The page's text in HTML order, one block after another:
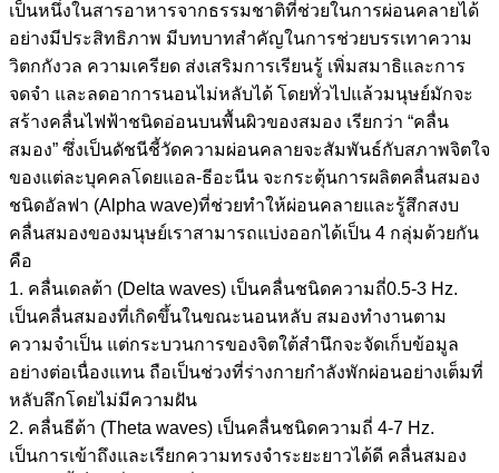
เป็นหนึ่งในสารอาหารจากธรรมชาติที่ช่วยในการผ่อนคลายได้
อย่างมีประสิทธิภาพ มีบทบาทสำคัญในการช่วยบรรเทาความ
วิตกกังวล ความเครียด ส่งเสริมการเรียนรู้ เพิ่มสมาธิและการ
จดจำ และลดอาการนอนไม่หลับได้ โดยทั่วไปแล้วมนุษย์มักจะ
สร้างคลื่นไฟฟ้าชนิดอ่อนบนพื้นผิวของสมอง เรียกว่า “คลื่น
สมอง” ซึ่งเป็นดัชนีชี้วัดความผ่อนคลายจะสัมพันธ์กับสภาพจิตใจ
ของแต่ละบุคคลโดยแอล-ธีอะนีน จะกระตุ้นการผลิตคลื่นสมอง
ชนิดอัลฟา (Alpha wave)ที่ช่วยทำให้ผ่อนคลายและรู้สึกสงบ
คลื่นสมองของมนุษย์เราสามารถแบ่งออกได้เป็น 4 กลุ่มด้วยกัน
คือ
1. คลื่นเดลต้า (Delta waves) เป็นคลื่นชนิดความถี่0.5-3 Hz.
เป็นคลื่นสมองที่เกิดขึ้นในขณะนอนหลับ สมองทำงานตาม
ความจำเป็น แต่กระบวนการของจิตใต้สำนึกจะจัดเก็บข้อมูล
อย่างต่อเนื่องแทน ถือเป็นช่วงที่ร่างกายกำลังพักผ่อนอย่างเต็มที่
หลับลึกโดยไม่มีความฝัน
2. คลื่นธีต้า (Theta waves) เป็นคลื่นชนิดความถี่ 4-7 Hz.
เป็นการเข้าถึงและเรียกความทรงจำระยะยาวได้ดี คลื่นสมอง